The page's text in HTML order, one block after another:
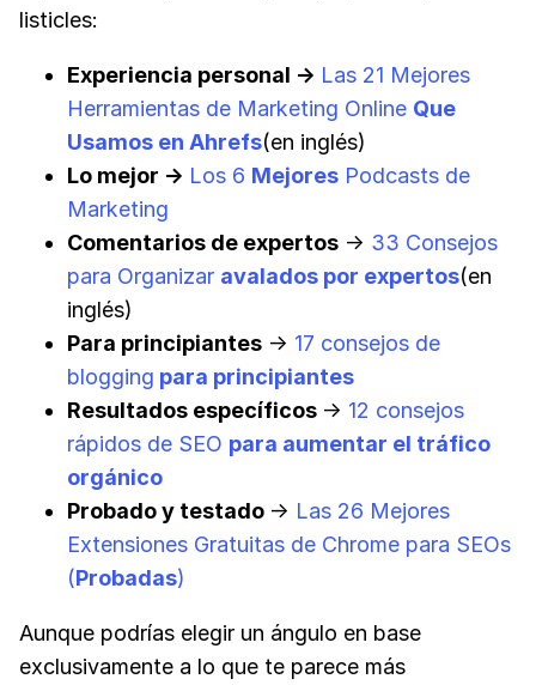
listicles:
Experiencia personal → Las 21 Mejores
Herramientas de Marketing Online Que
Usamos en Ahrefs(en inglés)
Lo mejor → Los 6 Mejores Podcasts de
Marketing
Comentarios de expertos → 33 Consejos
para Organizar avalados por expertos(en
inglés)
Para principiantes → 17 consejos de
blogging para principiantes
Resultados específicos → 12 consejos
rápidos de SEO para aumentar el tráfico
orgánico
Probado y testado → Las 26 Mejores
Extensiones Gratuitas de Chrome para SEOs
(Probadas)
Aunque podrías elegir un ángulo en base
exclusivamente a lo que te parece más